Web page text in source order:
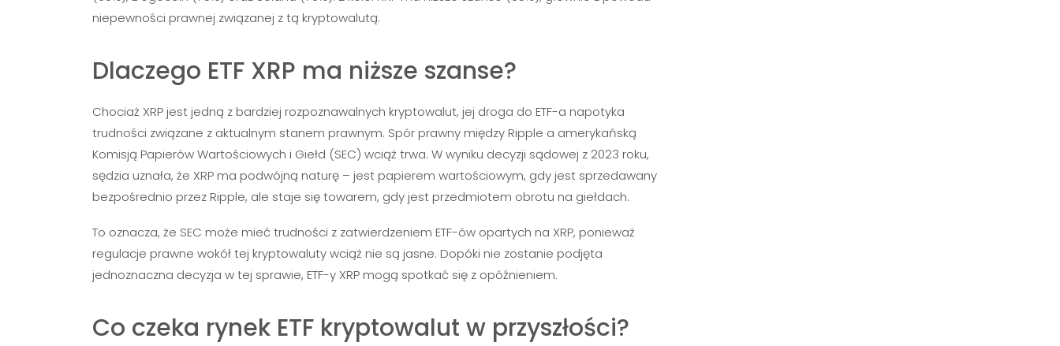
niepewności prawnej związanej z tą kryptowalutą.
Dlaczego ETF XRP ma niższe szanse?
Chociaż XRP jest jedną z bardziej rozpoznawalnych kryptowalut, jej droga do ETF-a napotyka
trudności związane z aktualnym stanem prawnym. Spór prawny między Ripple a amerykańską
Komisją Papierów Wartościowych i Giełd (SEC) wciąż trwa. W wyniku decyzji sądowej z 2023 roku,
sędzia uznała, że XRP ma podwójną naturę – jest papierem wartościowym, gdy jest sprzedawany
bezpośrednio przez Ripple, ale staje się towarem, gdy jest przedmiotem obrotu na giełdach.
To oznacza, że SEC może mieć trudności z zatwierdzeniem ETF-ów opartych na XRP, ponieważ
regulacje prawne wokół tej kryptowaluty wciąż nie są jasne. Dopóki nie zostanie podjęta
jednoznaczna decyzja w tej sprawie, ETF-y XRP mogą spotkać się z opóźnieniem.
Co czeka rynek ETF kryptowalut w przyszłości?